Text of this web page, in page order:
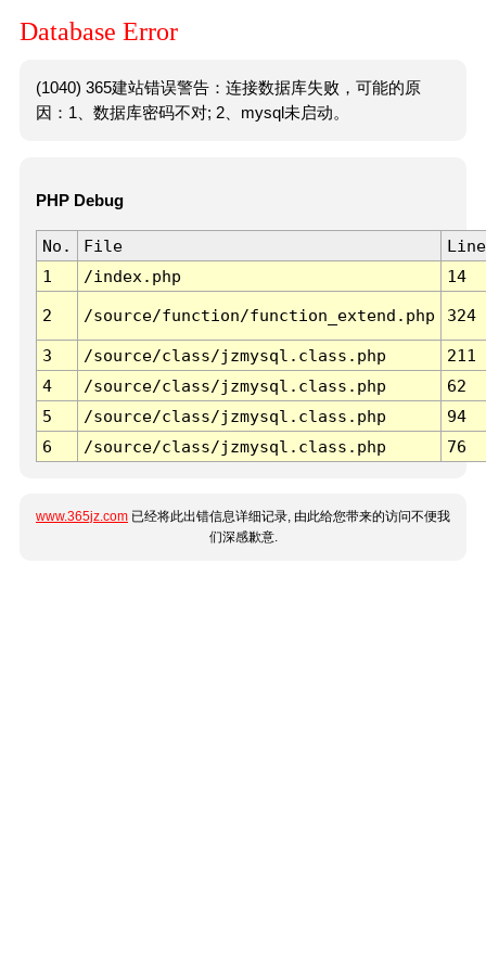
Database Error
(1040) 365建站错误警告：连接数据库失败，可能的原
因：1、数据库密码不对; 2、mysql未启动。
PHP Debug
No. File
Line
1
/index.php 14
2 /source/function/function_extend.php 324
3 /source/class/jzmysql.class.php
211
4
/source/class/jzmysql.class.php
62
5
/source/class/jzmysql.class.php
94
6
/source/class/jzmysql.class.php 76
www.365jz.com 已经将此出错信息详细记录, 由此给您带来的访问不便我
们深感歉意.